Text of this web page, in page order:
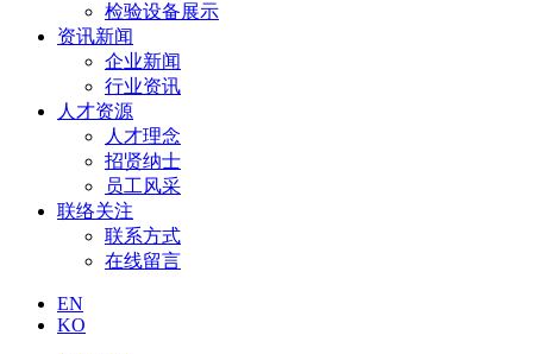
检验设备展示
资讯新闻
企业新闻
行业资讯
人才资源
人才理念
招贤纳士
员工风采
联络关注
联系方式
在线留言
EN
KO